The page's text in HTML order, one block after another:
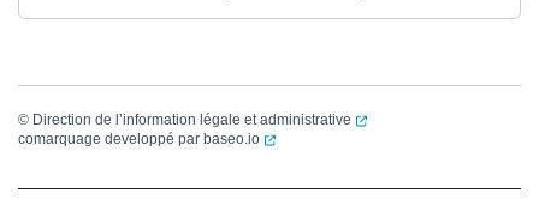
© Direction de l’information légale et administrative
(ouverture dans un
comarquage developpé par baseo.io (ouverture dans un nouvel onglet)